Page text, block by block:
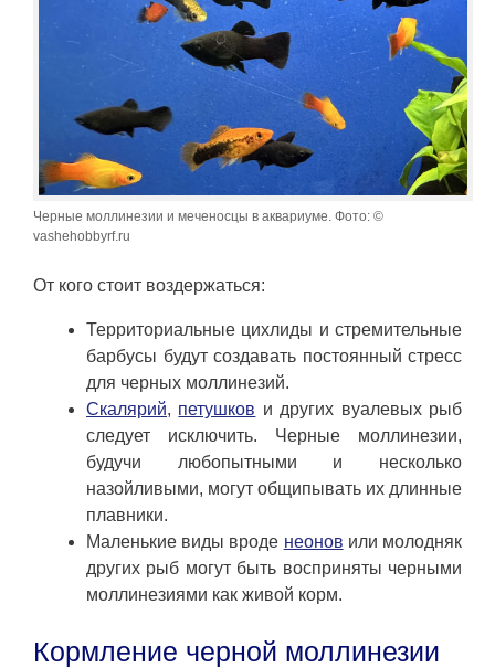
Черные моллинезии и меченосцы в аквариуме. Фото: ©
vashehobbyrf.ru
От кого стоит воздержаться:
Территориальные цихлиды и стремительные
барбусы будут создавать постоянный стресс
для черных моллинезий.
Скалярий, петушков и других вуалевых рыб
следует исключить. Черные моллинезии,
будучи любопытными и несколько
назойливыми, могут общипывать их длинные
плавники.
Маленькие виды вроде неонов или молодняк
других рыб могут быть восприняты черными
моллинезиями как живой корм.
Кормление черной моллинезии